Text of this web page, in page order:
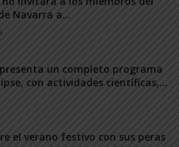
Navarra a...
un completo programa
con actividades científicas,...
el verano festivo con sus peras